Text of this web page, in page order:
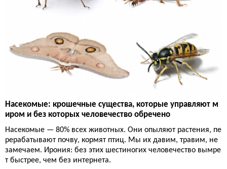
Насекомые: крошечные существа, которые управляют м
иром и без которых человечество обречено
Насекомые — 80% всех животных. Они опыляют растения, пе
рерабатывают почву, кормят птиц. Мы их давим, травим, не
замечаем. Ирония: без этих шестиногих человечество вымре
т быстрее, чем без интернета.